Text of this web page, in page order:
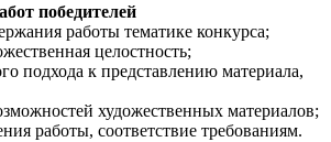
победителей
работы тематике конкурса;
целостность;
подхода к представлению материала,
художественных материалов;
работы, соответствие требованиям.